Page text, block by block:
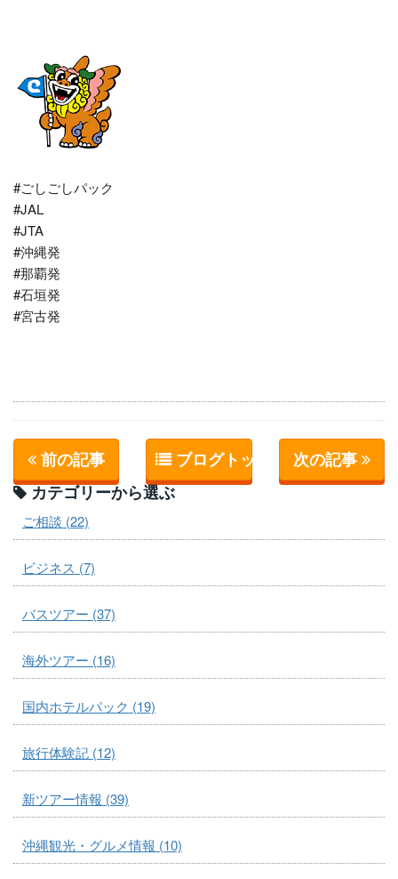
#ごしごしパック
#JAL
#JTA
#沖縄発
#那覇発
#石垣発
#宮古発
前の記事 ブログトップへ 次の記事
カテゴリーから選ぶ
ご相談 (22)
ビジネス (7)
バスツアー (37)
海外ツアー (16)
国内ホテルパック (19)
旅行体験記 (12)
新ツアー情報 (39)
沖縄観光・グルメ情報 (10)